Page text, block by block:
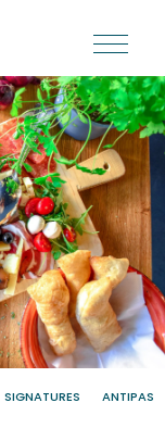
SIGNATURES ANTIPASTI